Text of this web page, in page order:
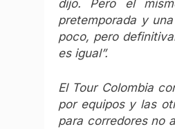
dijo. Pero el
pretemporada y
poco, pero
es igual”.
El Tour Colombia
por equipos y las
para corredores no